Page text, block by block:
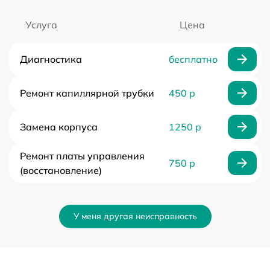
Услуга Цена
Диагностика бесплатно
Ремонт капиллярной трубки 450 р
Замена корпуса 1250 р
Ремонт платы управления
(восстановление)
750 р
У меня другая неисправность